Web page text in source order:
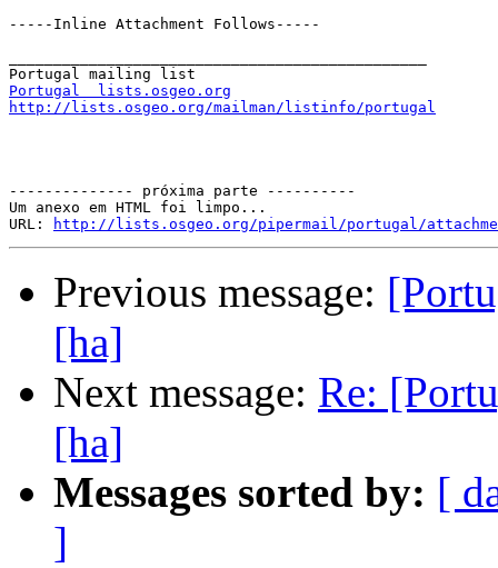
-----Inline Attachment Follows-----
Portugal  lists.osgeo.org
http://lists.osgeo.org/mailman/listinfo/portugal
-------------- próxima parte ----------
Um anexo em HTML foi limpo...
URL:
http://lists.osgeo.org/pipermail/portugal/
Previous message:
[ha]
Next message: Re:
[ha]
Messages sorted by: [
]